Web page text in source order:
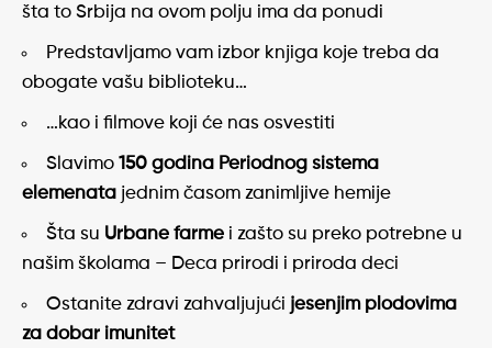
šta to Srbija na ovom polju ima da ponudi
Predstavljamo vam izbor knjiga koje treba da
obogate vašu biblioteku…
…kao i filmove koji će nas osvestiti
Slavimo 150 godina Periodnog sistema
elemenata jednim časom zanimljive hemije
Šta su Urbane farme i zašto su preko potrebne u
našim školama – Deca prirodi i priroda deci
Ostanite zdravi zahvaljujući jesenjim plodovima
za dobar imunitet